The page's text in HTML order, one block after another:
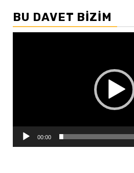
BU DAVET BIZIM
00:00